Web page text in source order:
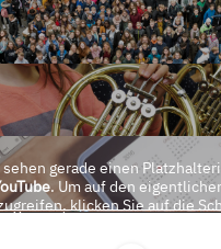
sehen gerade einen
. Um auf den
klicken Sie auf die